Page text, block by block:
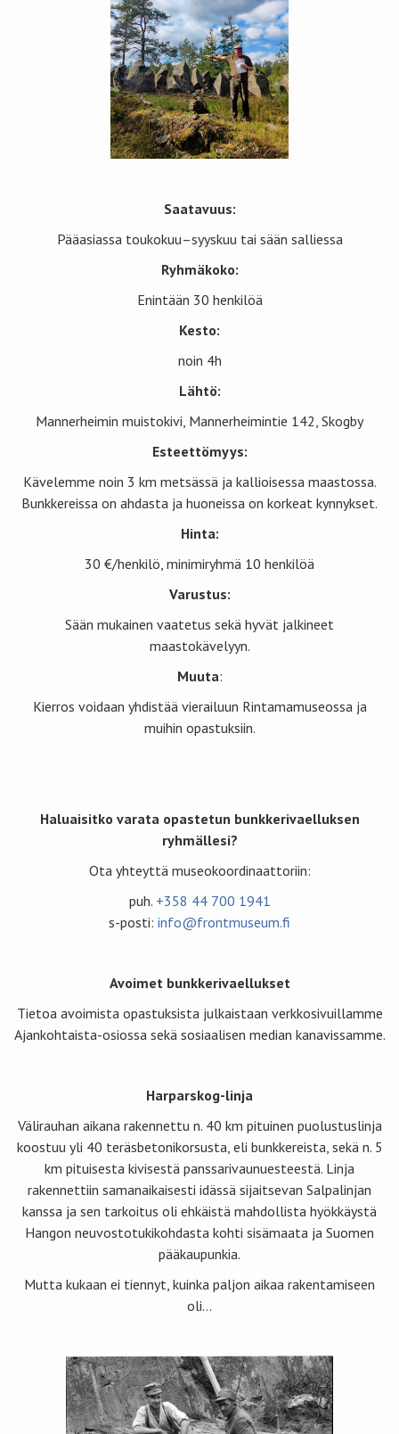
Saatavuus:
Pääasiassa toukokuu–syyskuu tai sään salliessa
Ryhmäkoko:
Enintään 30 henkilöä
Kesto:
noin 4h
Lähtö:
Mannerheimin muistokivi, Mannerheimintie 142, Skogby
Esteettömyys:
Kävelemme noin 3 km metsässä ja kallioisessa maastossa.
Bunkkereissa on ahdasta ja huoneissa on korkeat kynnykset.
Hinta:
30 €/henkilö, minimiryhmä 10 henkilöä
Varustus:
Sään mukainen vaatetus sekä hyvät jalkineet
maastokävelyyn.
Muuta:
Kierros voidaan yhdistää vierailuun Rintamamuseossa ja
muihin opastuksiin.
Haluaisitko varata opastetun bunkkerivaelluksen
ryhmällesi?
Ota yhteyttä museokoordinaattoriin:
puh. +358 44 700 1941
s-posti: info@frontmuseum.fi
Avoimet bunkkerivaellukset
Tietoa avoimista opastuksista julkaistaan verkkosivuillamme
Ajankohtaista-osiossa sekä sosiaalisen median kanavissamme.
Harparskog-linja
Välirauhan aikana rakennettu n. 40 km pituinen puolustuslinja
koostuu yli 40 teräsbetonikorsusta, eli bunkkereista, sekä n. 5
km pituisesta kivisestä panssarivaunuesteestä. Linja
rakennettiin samanaikaisesti idässä sijaitsevan Salpalinjan
kanssa ja sen tarkoitus oli ehkäistä mahdollista hyökkäystä
Hangon neuvostotukikohdasta kohti sisämaata ja Suomen
pääkaupunkia.
Mutta kukaan ei tiennyt, kuinka paljon aikaa rakentamiseen
oli…